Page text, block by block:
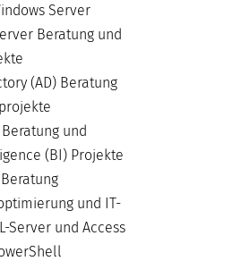
Server
Beratung und
(AD) Beratung
und
(BI) Projekte
und IT-
Server und Access